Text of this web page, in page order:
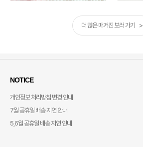
더 많은 매거진 보러 가기 >
NOTICE
개인정보 처리방침 변경 안내
7월 공휴일 배송 지연 안내
5,6월 공휴일 배송 지연 안내